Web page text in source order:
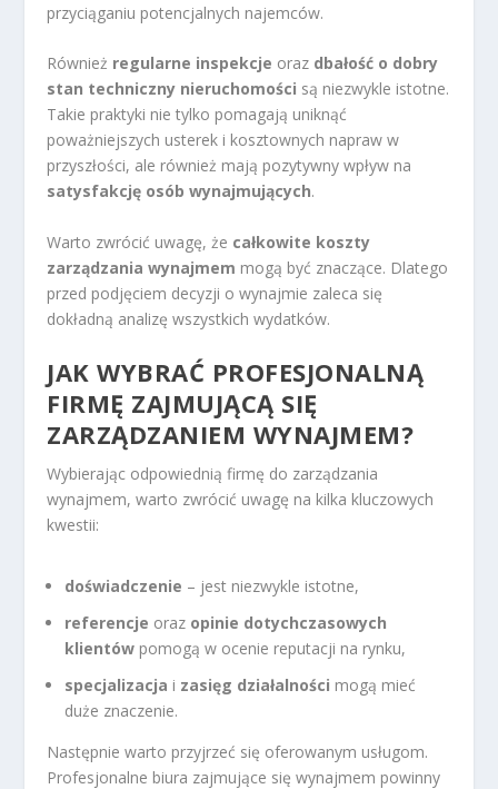
przyciąganiu potencjalnych najemców.
Również regularne inspekcje oraz dbałość o dobry
stan techniczny nieruchomości są niezwykle istotne.
Takie praktyki nie tylko pomagają uniknąć
poważniejszych usterek i kosztownych napraw w
przyszłości, ale również mają pozytywny wpływ na
satysfakcję osób wynajmujących.
Warto zwrócić uwagę, że całkowite koszty
zarządzania wynajmem mogą być znaczące. Dlatego
przed podjęciem decyzji o wynajmie zaleca się
dokładną analizę wszystkich wydatków.
JAK WYBRAĆ PROFESJONALNĄ
FIRMĘ ZAJMUJĄCĄ SIĘ
ZARZĄDZANIEM WYNAJMEM?
Wybierając odpowiednią firmę do zarządzania
wynajmem, warto zwrócić uwagę na kilka kluczowych
kwestii:
doświadczenie – jest niezwykle istotne,
referencje oraz opinie dotychczasowych
klientów pomogą w ocenie reputacji na rynku,
specjalizacja i zasięg działalności mogą mieć
duże znaczenie.
Następnie warto przyjrzeć się oferowanym usługom.
Profesjonalne biura zajmujące się wynajmem powinny